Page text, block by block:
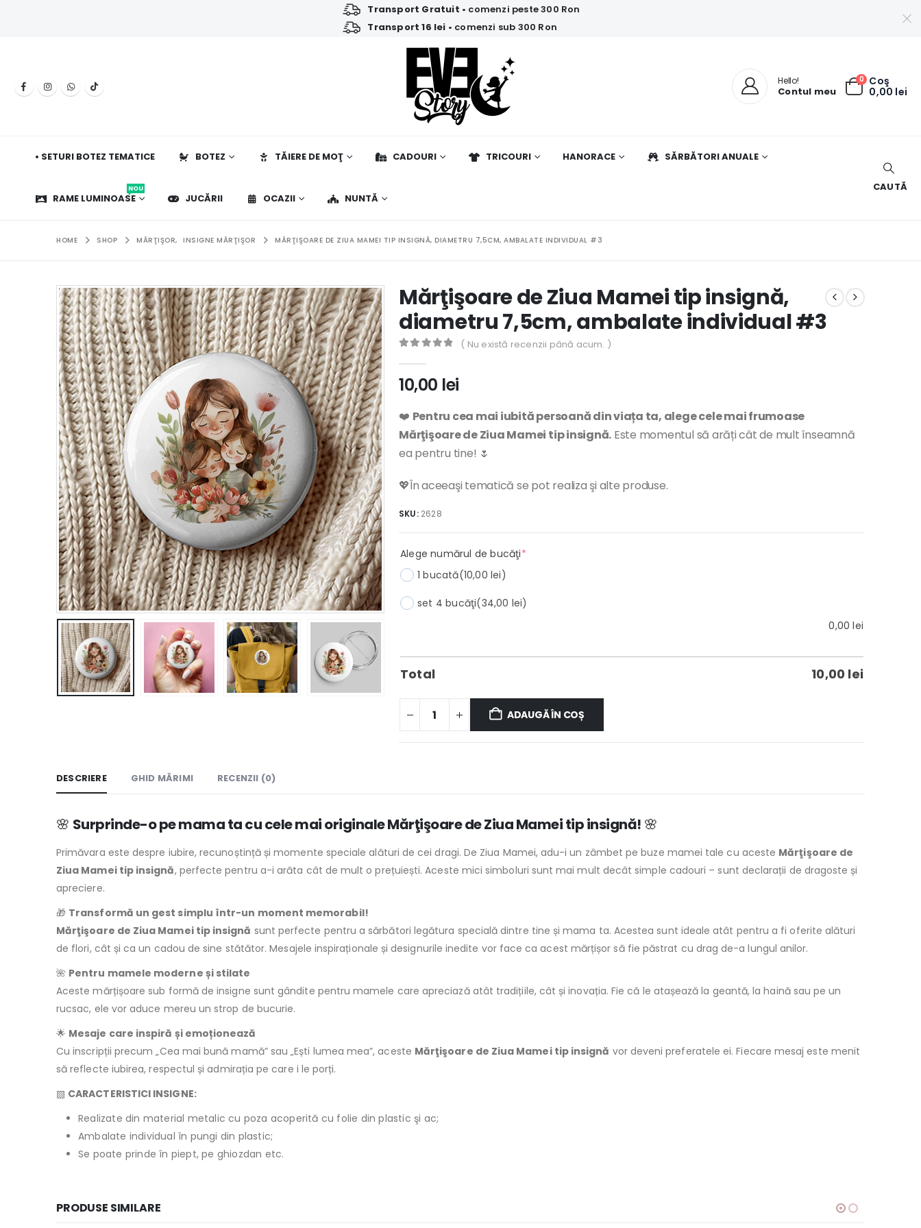
Transport Gratuit • comenzi peste 300 Ron
Transport 16 lei • comenzi sub 300 Ron
Hello!
Contul meu
0 Coş
0,00 lei
• SETURI BOTEZ TEMATICE BOTEZ TĂIERE DE MOŢ CADOURI TRICOURI HANORACE SĂRBĂTORI ANUALE
RAME LUMINOASE
NOU
JUCĂRII OCAZII NUNTĂ
CAUTĂ
HOME SHOP MĂRŢIŞOR, INSIGNE MĂRŢIŞOR MĂRŢIŞOARE DE ZIUA MAMEI TIP INSIGNĂ, DIAMETRU 7,5CM, AMBALATE INDIVIDUAL #3
Mărţişoare de Ziua Mamei tip insignă,
diametru 7,5cm, ambalate individual #3
( Nu există recenzii până acum. )
10,00 lei
❤️ Pentru cea mai iubită persoană din viața ta, alege cele mai frumoase
Mărţişoare de Ziua Mamei tip insignă. Este momentul să arăți cât de mult înseamnă
ea pentru tine! 🌷
💖În aceeaşi tematică se pot realiza şi alte produse.
SKU: 2628
Alege numărul de bucăţi*(required)
1 bucată(10,00 lei)
set 4 bucăţi(34,00 lei)
0,00lei
Total 10,00 lei
ADAUGĂ ÎN COȘ
DESCRIERE GHID MĂRIMI RECENZII (0)
🌸 Surprinde-o pe mama ta cu cele mai originale Mărţişoare de Ziua Mamei tip insignă! 🌸
Primăvara este despre iubire, recunoștință și momente speciale alături de cei dragi. De Ziua Mamei, adu-i un zâmbet pe buze mamei tale cu aceste Mărţişoare de
Ziua Mamei tip insignă, perfecte pentru a-i arăta cât de mult o prețuiești. Aceste mici simboluri sunt mai mult decât simple cadouri – sunt declarații de dragoste și
apreciere.
🎁 Transformă un gest simplu într-un moment memorabil!
Mărţişoare de Ziua Mamei tip insignă sunt perfecte pentru a sărbători legătura specială dintre tine și mama ta. Acestea sunt ideale atât pentru a fi oferite alături
de flori, cât și ca un cadou de sine stătător. Mesajele inspiraționale și designurile inedite vor face ca acest mărțișor să fie păstrat cu drag de-a lungul anilor.
🌺 Pentru mamele moderne și stilate
Aceste mărțișoare sub formă de insigne sunt gândite pentru mamele care apreciază atât tradițiile, cât și inovația. Fie că le atașează la geantă, la haină sau pe un
rucsac, ele vor aduce mereu un strop de bucurie.
🌟 Mesaje care inspiră și emoționează
Cu inscripții precum „Cea mai bună mamă” sau „Ești lumea mea”, aceste Mărţişoare de Ziua Mamei tip insignă vor deveni preferatele ei. Fiecare mesaj este menit
să reflecte iubirea, respectul și admirația pe care i le porți.
▧ CARACTERISTICI INSIGNE:
Realizate din material metalic cu poza acoperită cu folie din plastic şi ac;
Ambalate individual în pungi din plastic;
Se poate prinde în piept, pe ghiozdan etc.
PRODUSE SIMILARE